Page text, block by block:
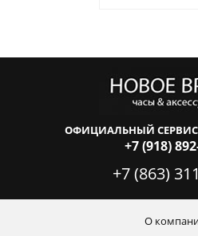
ОФИЦИАЛЬНЫЙ
+7 (918)
+7 (863)
О